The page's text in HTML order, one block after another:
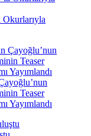
Okurlarıyla
Teaser
Yayımlandı